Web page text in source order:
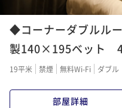
【13時イン-11時アウ
素泊まり
◆コーナーダブルル
製140×195ベット
19平米 禁煙 無料Wi-Fi ダブル
部屋詳細